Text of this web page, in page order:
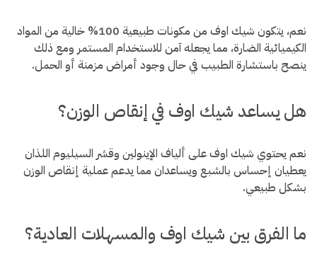
نعم، يتكون شيك اوف من مكونات طبيعية 100% خالية من المواد
الكيميائية الضارة، مما يجعله آمن للاستخدام المستمر ومع ذلك
ينصح باستشارة الطبيب في حال وجود أمراض مزمنة أو الحمل.
هل يساعد شيك اوف في إنقاص الوزن؟
نعم يحتوي شيك اوف على ألياف الإينولين وقشر السيليوم اللذان
يعطيان إحساس بالشبع ويساعدان مما يدعم عملية إنقاص الوزن
بشكل طبيعي.
ما الفرق بين شيك اوف والمسهلات العادية؟